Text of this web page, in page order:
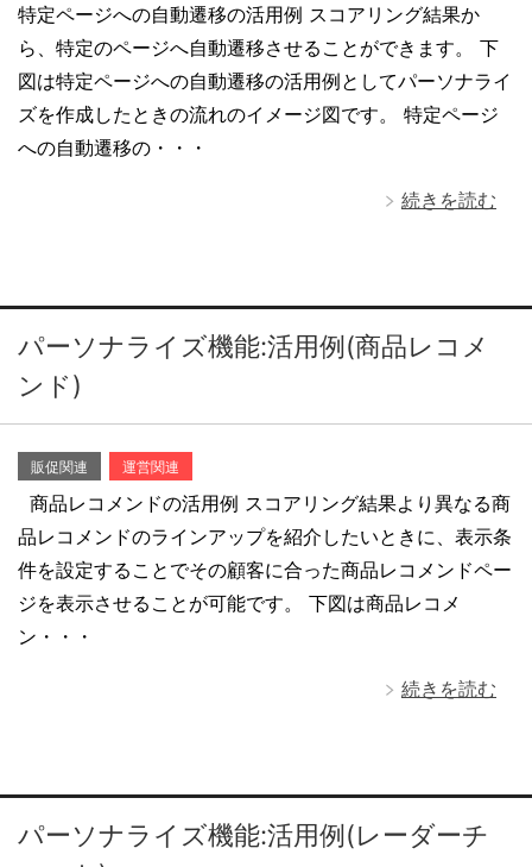
特定ページへの自動遷移の活用例 スコアリング結果か
ら、特定のページへ自動遷移させることができます。 下
図は特定ページへの自動遷移の活用例としてパーソナライ
ズを作成したときの流れのイメージ図です。 特定ページ
への自動遷移の・・・
続きを読む
パーソナライズ機能:活用例(商品レコメ
ンド)
販促関連 運営関連
商品レコメンドの活用例 スコアリング結果より異なる商
品レコメンドのラインアップを紹介したいときに、表示条
件を設定することでその顧客に合った商品レコメンドペー
ジを表示させることが可能です。 下図は商品レコメ
ン・・・
続きを読む
パーソナライズ機能:活用例(レーダーチ